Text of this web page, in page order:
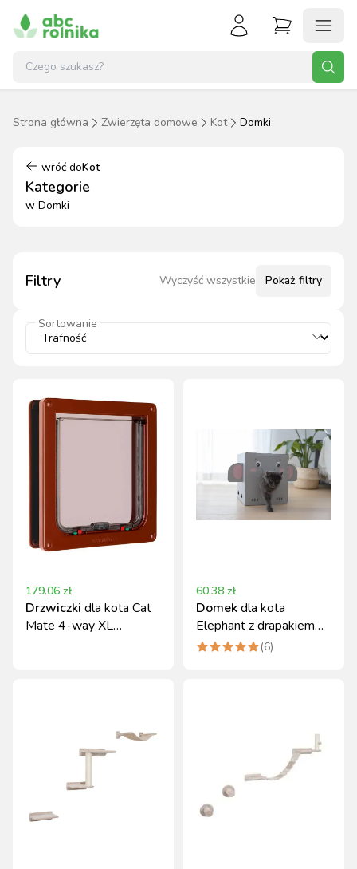
Strona główna Zwierzęta domowe Kot Domki
wróć doKot
Kategorie
w Domki
Filtry Wyczyść wszystkie Pokaż filtry
Sortowanie
179.06 zł
Drzwiczki dla kota Cat
Mate 4-way XL
60.38 zł
Domekdla kota
Elephant z drapakiem
szary 35x35x39 cm
(6)